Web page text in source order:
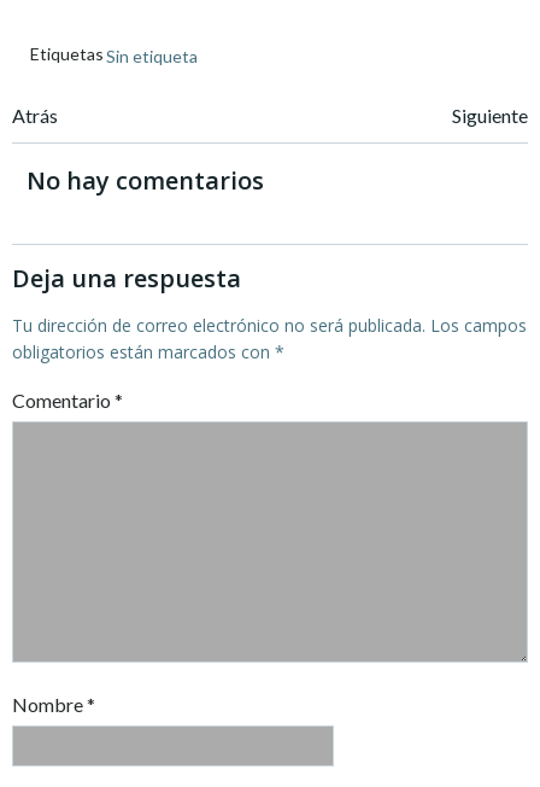
Etiquetas Sin etiqueta
Navegación
de
entradas
Atrás
Navegación
entradas
Siguiente
No hay comentarios
Deja una respuesta
Tu dirección de correo electrónico no será publicada. Los campos
obligatorios están marcados con *
Comentario *
Nombre*